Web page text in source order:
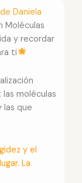
Daniela
Moléculas
y recordar
ti
moléculas
las que
y el
La